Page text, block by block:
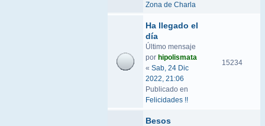
Zona de Charla
Ha llegado el
día
Último mensaje
por hipolismata
« Sab, 24 Dic
2022, 21:06
Publicado en
Felicidades !!
15234
Besos